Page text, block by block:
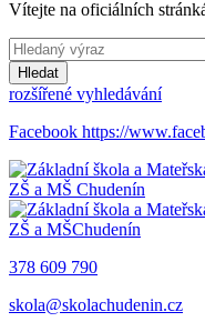
Vítejte na oficiálních
Hledat
rozšířené vyhledávání
Facebook https://
ZŠ a MŠ Chudenín
ZŠ a MŠChudenín
378 609 790
skola@skolachudenin.cz